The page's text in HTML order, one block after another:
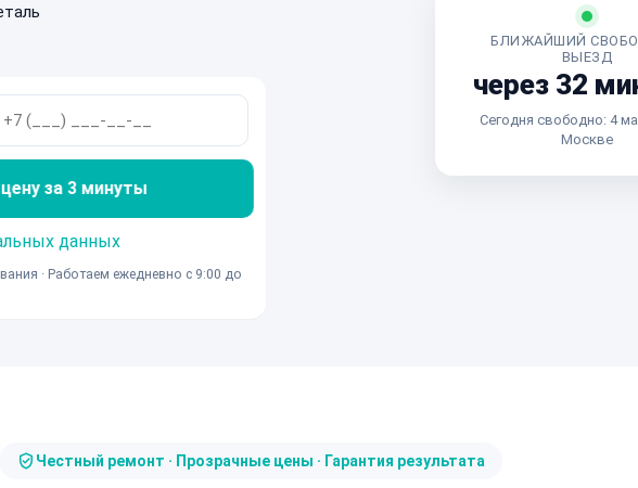
за 3 минуты
данных
· Работаем ежедневно с 9:00 до
БЛИЖАЙШИЙ
ВЫЕЗД
через 32
Сегодня свободно: 4
Москве
Честный ремонт · Прозрачные цены · Гарантия результата